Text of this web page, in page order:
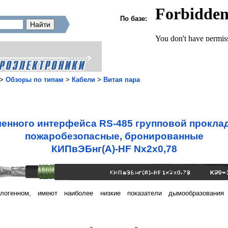
По базе:
Обзоры по типам > Кабели > Витая пара
интерфейса RS-485 групповой
пожаробезопасные, бронированные
КИПвЭБнг(А)-HF Nx2x0,78
имеют наиболее низкие показатели дымообразования